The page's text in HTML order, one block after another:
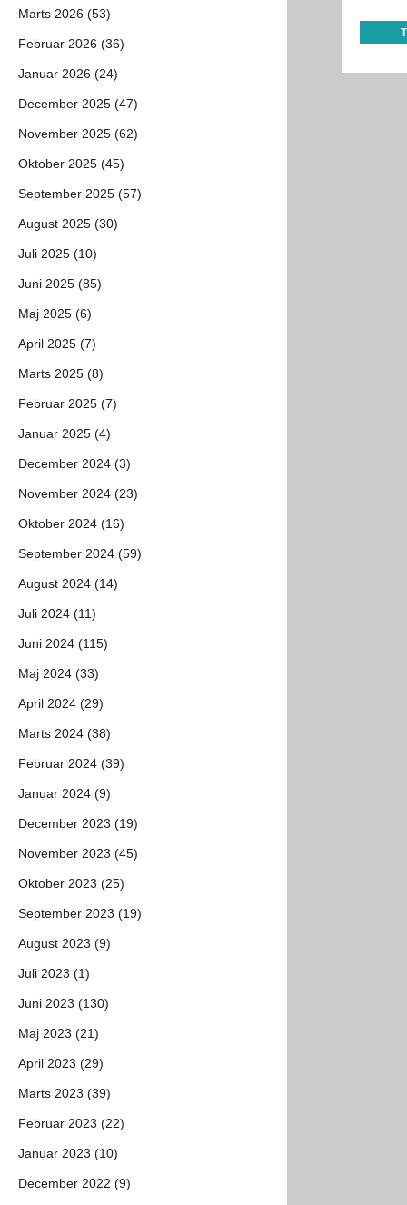
Marts 2026 (53)
Februar 2026 (36)
Januar 2026 (24)
December 2025 (47)
November 2025 (62)
Oktober 2025 (45)
September 2025 (57)
August 2025 (30)
Juli 2025 (10)
Juni 2025 (85)
Maj 2025 (6)
April 2025 (7)
Marts 2025 (8)
Februar 2025 (7)
Januar 2025 (4)
December 2024 (3)
November 2024 (23)
Oktober 2024 (16)
September 2024 (59)
August 2024 (14)
Juli 2024 (11)
Juni 2024 (115)
Maj 2024 (33)
April 2024 (29)
Marts 2024 (38)
Februar 2024 (39)
Januar 2024 (9)
December 2023 (19)
November 2023 (45)
Oktober 2023 (25)
September 2023 (19)
August 2023 (9)
Juli 2023 (1)
Juni 2023 (130)
Maj 2023 (21)
April 2023 (29)
Marts 2023 (39)
Februar 2023 (22)
Januar 2023 (10)
December 2022 (9)